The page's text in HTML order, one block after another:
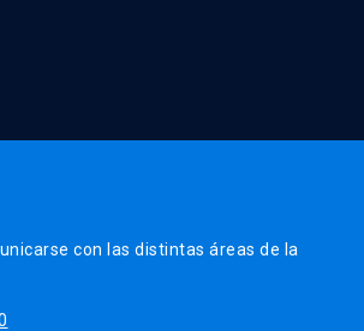
con las distintas áreas de la